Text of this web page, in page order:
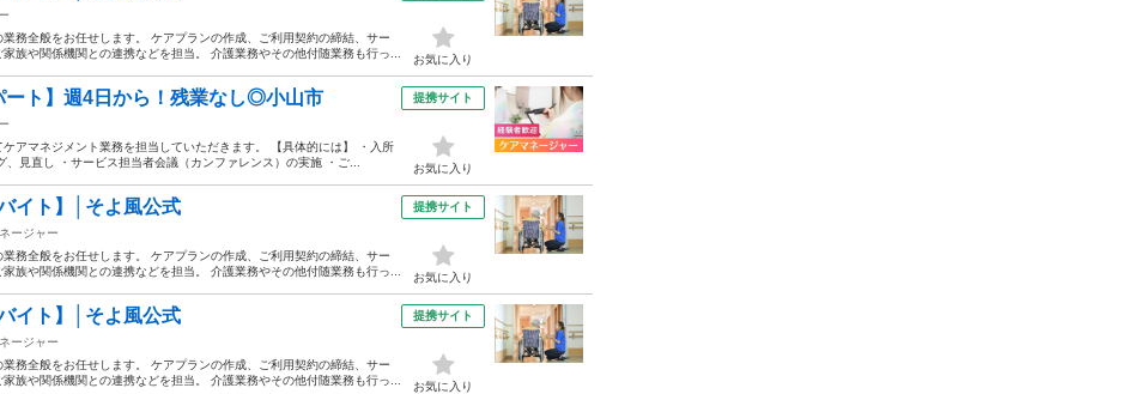
務全般をお任せします。 ケアプランの作成、ご利用契約の締結、サー
族や関係機関との連携などを担当。 介護業務やその他付随業務も行っ...
お気に入り
ート】週4日から！残業なし◎小山市
アマネジメント業務を担当していただきます。 【具体的には】 ・入所
見直し ・サービス担当者会議（カンファレンス）の実施 ・ご...
提携サイト
お気に入り
イト】│そよ風公式
ージャー
務全般をお任せします。 ケアプランの作成、ご利用契約の締結、サー
族や関係機関との連携などを担当。 介護業務やその他付随業務も行っ...
提携サイト
お気に入り
イト】│そよ風公式
ージャー
務全般をお任せします。 ケアプランの作成、ご利用契約の締結、サー
族や関係機関との連携などを担当。 介護業務やその他付随業務も行っ...
提携サイト
お気に入り